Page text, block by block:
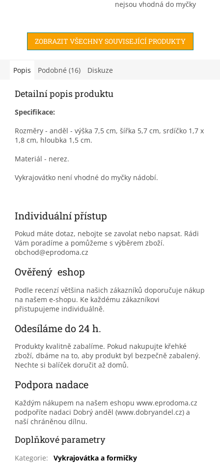
nejsou vhodná do myčky
ZOBRAZIT VŠECHNY SOUVISEJÍCÍ PRODUKTY
Popis Podobné (16) Diskuze
Detailní popis produktu
Specifikace:
Rozměry - anděl - výška 7,5 cm, šířka 5,7 cm, srdíčko 1,7 x
1,8 cm, hloubka 1,5 cm.
Materiál - nerez.
Vykrajovátko není vhodné do myčky nádobí.
Individuální přístup
Pokud máte dotaz, nebojte se zavolat nebo napsat. Rádi
Vám poradíme a pomůžeme s výběrem zboží.
obchod@eprodoma.cz
Ověřený eshop
Podle recenzí většina našich zákazníků doporučuje nákup
na našem e-shopu. Ke každému zákazníkovi
přistupujeme individuálně.
Odesíláme do 24 h.
Produkty kvalitně zabalíme. Pokud nakupujte křehké
zboží, dbáme na to, aby produkt byl bezpečně zabalený.
Nechte si balíček doručit až domů.
Podpora nadace
Každým nákupem na našem eshopu www.eprodoma.cz
podpoříte nadaci Dobrý anděl (www.dobryandel.cz) a
naší chráněnou dílnu.
Doplňkové parametry
Kategorie:
Vykrajovátka a formičky